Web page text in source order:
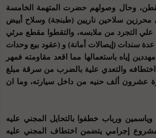
وحال وصولهم حضرت المتهمة الخامسة
محرزين سلاحين ناريين (طبنجة) وسلاح أبيض
التجرد من ملابسه، والتقطوا مقطع مرئي
عدة سندات (إيصالات أمانة) و (عقود بيع وحدات
إياه باستعمالها مما اقعد مقاومته فمهر
اختطافه والتعدي علية بالضرب من سرقة مبلغ
عشرون ألف حنيه من داخل سيارته، وما ان
ورباب خطفوا بالتحايل المجني عليه
إجرامي يتضمن اختطاف المجني عليه